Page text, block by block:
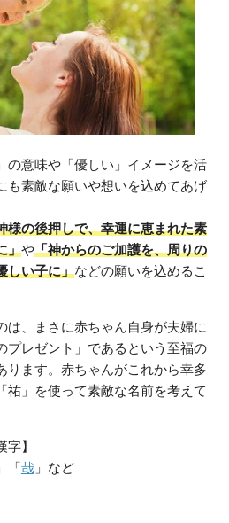
の意味や「優しい」イメージを活
も素敵な願いや想いを込めてあげ
様の後押しで、幸運に恵まれた素
」や「神からのご加護を、周りの
しい子に」などの願いを込めるこ
は、まさに赤ちゃん自身が夫婦に
プレゼント」であるという至福の
ります。赤ちゃんがこれから幸多
祐」を使って素敵な名前を考えて
】
」「哉」など